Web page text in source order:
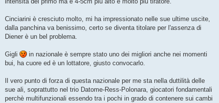
Cinciarini è cresciuto molto, mi ha impressionato nelle sue ultime uscite,
dalla panchina va benissimo, certo se diventa titolare per l'assenza di
Diener è un bel problema.
Gigli
in nazionale è sempre stato uno dei migliori anche nei momenti
bui, ha cuore ed è un lottatore, giusto convocarlo.
Il vero punto di forza di questa nazionale per me sta nella duttilità delle
sue ali, soprattutto nel trio Datome-Ress-Polonara, giocatori fondamentali
perchè multifunzionali essendo tra i pochi in grado di contenere sui cambi